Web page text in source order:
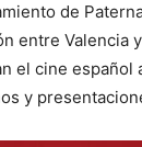
de
entre Valencia
el cine español
y